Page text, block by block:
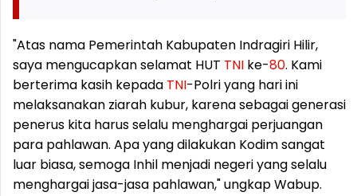
"Atas nama Pemerintah Kabupaten Indragiri Hilir,
saya mengucapkan selamat HUT TNI ke-80. Kami
berterima kasih kepada TNI-Polri yang hari ini
melaksanakan ziarah kubur, karena sebagai generasi
penerus kita harus selalu menghargai perjuangan
para pahlawan. Apa yang dilakukan Kodim sangat
luar biasa, semoga Inhil menjadi negeri yang selalu
menghargai jasa-jasa pahlawan," ungkap Wabup.